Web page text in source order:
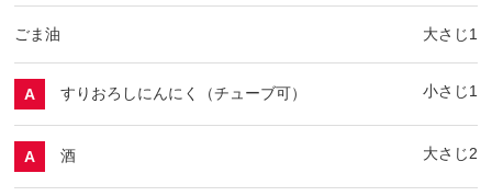
ごま油 大さじ1
A すりおろしにんにく（チューブ可） 小さじ1
A 酒 大さじ2